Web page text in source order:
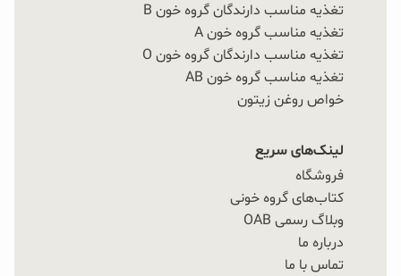
تغذیه مناسب دارندگان گروه خون B
تغذیه مناسب گروه خون A
تغذیه مناسب دارندگان گروه خون O
تغذیه مناسب گروه خون AB
خواص روغن زیتون
لینک‌های سریع
فروشگاه
کتاب‌های گروه خونی
وبلاگ رسمی OAB
درباره ما
تماس با ما